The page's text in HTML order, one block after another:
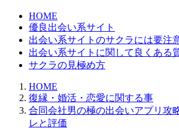
HOME
優良出会い系サイト
出会い系サイトのサクラには要注
出会い系サイトに関して良くある
サクラの見極め方
HOME
復縁・婚活・恋愛に関する事
合同会社男の極の出会いアプリ
レと評価